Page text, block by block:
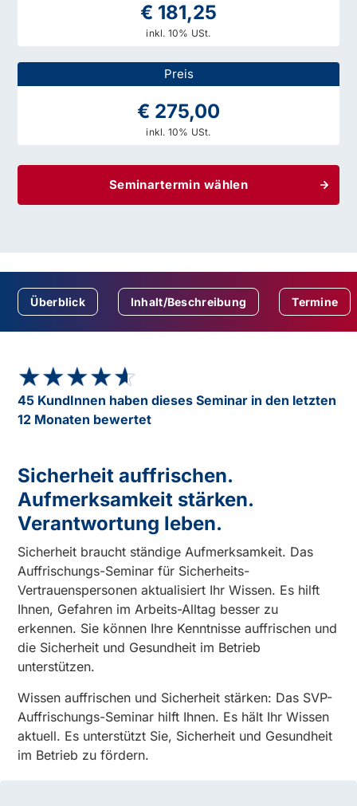
€ 181,25
inkl. 10% USt.
Preis
€ 275,00
inkl. 10% USt.
Seminartermin wählen
Überblick Inhalt/Beschreibung Termine
★★★★★
★★★★★
45 KundInnen haben dieses Seminar in den letzten
12 Monaten bewertet
Sicherheit auffrischen.
Aufmerksamkeit stärken.
Verantwortung leben.
Sicherheit braucht ständige Aufmerksamkeit. Das
Auffrischungs-Seminar für Sicherheits-
Vertrauenspersonen aktualisiert Ihr Wissen. Es hilft
Ihnen, Gefahren im Arbeits-Alltag besser zu
erkennen. Sie können Ihre Kenntnisse auffrischen und
die Sicherheit und Gesundheit im Betrieb
unterstützen.
Wissen auffrischen und Sicherheit stärken: Das SVP-
Auffrischungs-Seminar hilft Ihnen. Es hält Ihr Wissen
aktuell. Es unterstützt Sie, Sicherheit und Gesundheit
im Betrieb zu fördern.